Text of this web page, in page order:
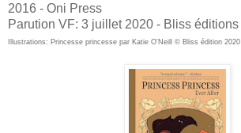
2016 - Oni Press
Parution VF: 3 juillet 2020 - Bliss éditions
Illustrations: Princesse princesse par Katie O'Neill © Bliss édition 2020